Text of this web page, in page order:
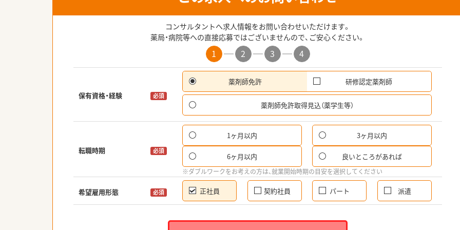
コンサルタントへ求人情報をお問い合わせいただけます。
薬局・病院等への直接応募ではございませんので、ご安心ください。
1 2 3 4
保有資格・経験 必須
薬剤師免許 研修認定薬剤師
薬剤師免許取得見込（薬学生等）
転職時期 必須
1ヶ月以内 3ヶ月以内
6ヶ月以内 良いところがあれば
※ダブルワークをお考えの方は、就業開始時期の目安を選択してください
希望雇用形態 必須 正社員 契約社員 パート 派遣